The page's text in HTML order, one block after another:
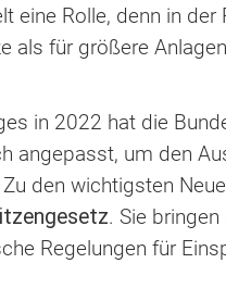
eine Rolle, denn in
als für größere
in 2022 hat die
angepasst, um den
den wichtigsten
. Sie
Regelungen für